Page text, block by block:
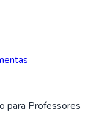
para Professores